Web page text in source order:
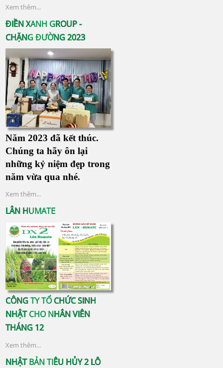
Xem thêm...
ĐIỀN XANH GROUP -
CHẶNG ĐƯỜNG 2023
Năm 2023 đã kết thúc.
Chúng ta hãy ôn lại
những kỷ niệm đẹp trong
năm vừa qua nhé.
Xem thêm...
LÂN HUMATE
CÔNG TY TỔ CHỨC SINH
NHẬT CHO NHÂN VIÊN
THÁNG 12
Xem thêm...
NHẬT BẢN TIÊU HỦY 2 LÔ